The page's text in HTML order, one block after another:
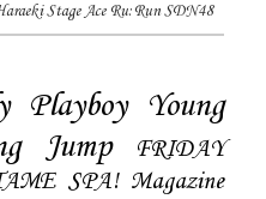
Stage Ace Ru:Run SDN48
Playboy Young
Jump
FRIDAY
SPA! Magazine